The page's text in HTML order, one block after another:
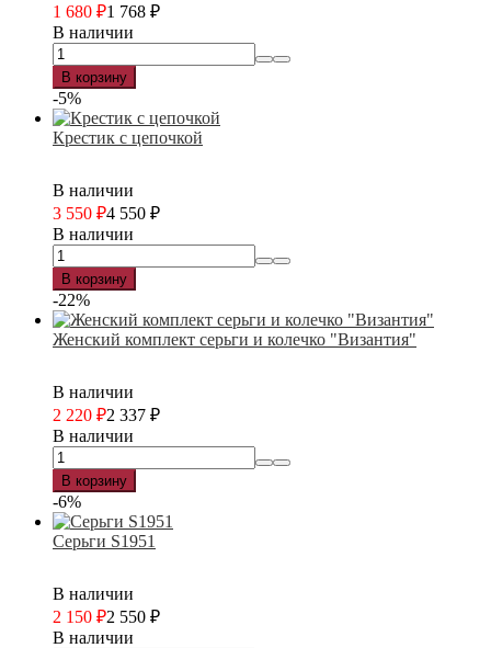
1 680 ₽1 768 ₽
В наличии
В корзину
-5%
Крестик с цепочкой
В наличии
3 550 ₽4 550 ₽
В наличии
В корзину
-22%
Женский комплект серьги и колечко "Византия"
В наличии
2 220 ₽2 337 ₽
В наличии
В корзину
-6%
Серьги S1951
В наличии
2 150 ₽2 550 ₽
В наличии